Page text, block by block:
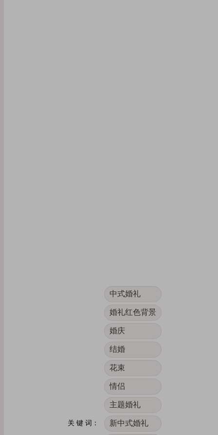
关 键 词：
中式婚礼
婚礼红色背景
婚庆
结婚
花束
情侣
主题婚礼
新中式婚礼